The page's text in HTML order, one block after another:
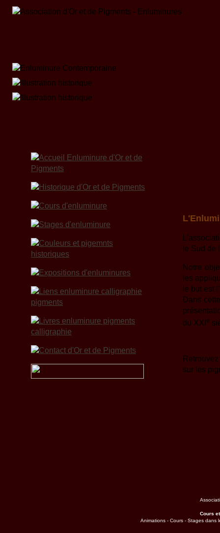
le Sud de
Notre
les
le but est
Dans
du XXI e
sur les
Cours
Animations - Cours - Stages dans